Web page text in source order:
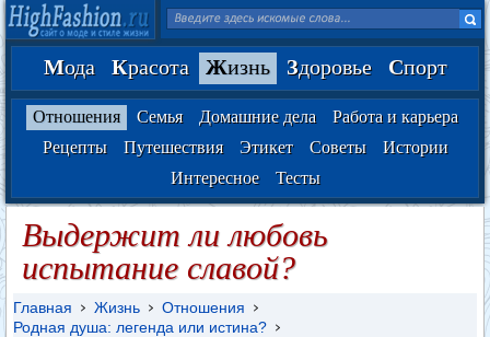
Мода Красота Жизнь Здоровье Спорт
Отношения Семья Домашние дела
Работа и карьера
Рецепты
Путешествия Этикет Советы
Истории
Интересное
Тесты
Выдержит ли любовь
испытание славой?
Главная Жизнь
Отношения
Родная душа: легенда или истина?